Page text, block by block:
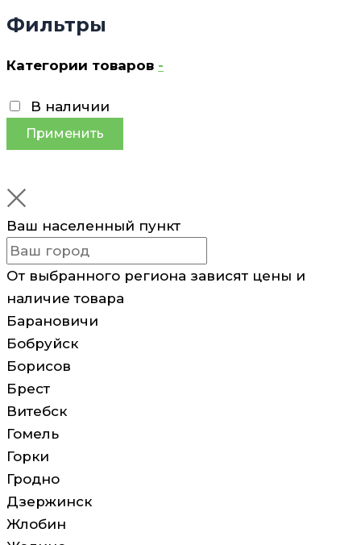
Фильтры
Категории товаров -
В наличии
Применить
Ваш населенный пункт
От выбранного региона зависят цены и
наличие товара
Барановичи
Бобруйск
Борисов
Брест
Витебск
Гомель
Горки
Гродно
Дзержинск
Жлобин